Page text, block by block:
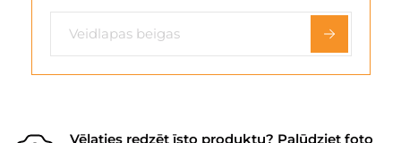
Vēlaties redzēt īsto produktu? Palūdziet foto